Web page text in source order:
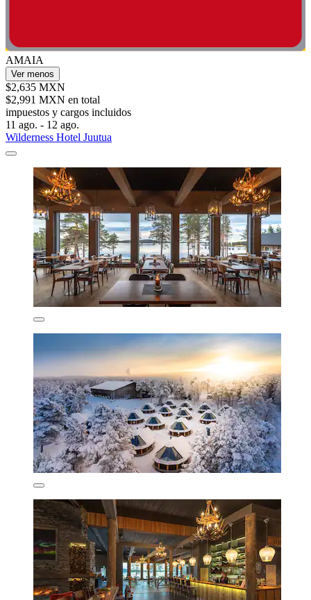
AMAIA
Ver menos
$2,635 MXN
$2,991 MXN en total
impuestos y cargos incluidos
11 ago. - 12 ago.
Wilderness Hotel Juutua